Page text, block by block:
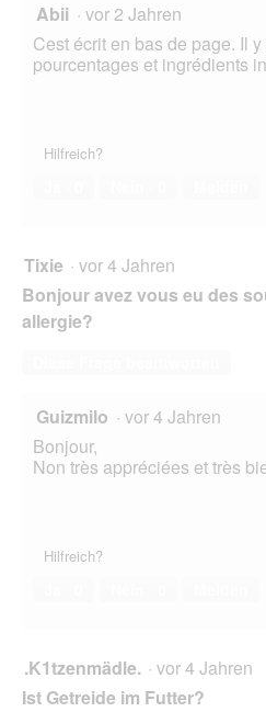
Abii · vor 2 Jahren
Cest écrit en bas de page. Il
pourcentages et ingrédients
Hilfreich?
Tixie · vor 4 Jahren
Bonjour avez vous eu des
allergie?
Guizmilo · vor 4 Jahren
Bonjour,
Non très appréciées et très
Hilfreich?
.K1tzenmädle. · vor 4 Jahren
Ist Getreide im Futter?